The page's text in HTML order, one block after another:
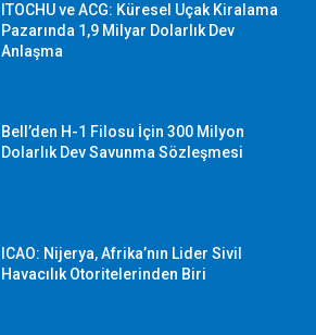
ITOCHU ve ACG: Küresel Uçak Kiralama
Pazarında 1,9 Milyar Dolarlık Dev
Anlaşma
Bell’den H-1 Filosu İçin 300 Milyon
Dolarlık Dev Savunma Sözleşmesi
ICAO: Nijerya, Afrika’nın Lider Sivil
Havacılık Otoritelerinden Biri